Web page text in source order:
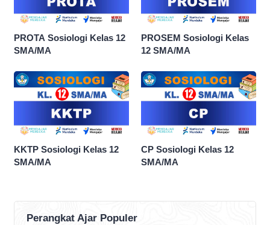
PROTA Sosiologi Kelas 12
SMA/MA
PROSEM Sosiologi Kelas
12 SMA/MA
KKTP Sosiologi Kelas 12
SMA/MA
CP Sosiologi Kelas 12
SMA/MA
Perangkat Ajar Populer